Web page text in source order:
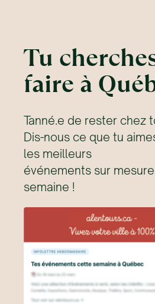
Tu
faire à
Tanné.e de rester chez
Dis-nous ce que tu
les meilleurs
événements sur
semaine !